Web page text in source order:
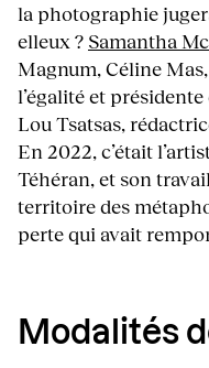
la photographie
elleux ? Samantha
Magnum, Céline
l’égalité et
Lou Tsatsas,
En 2022, c’était
Téhéran, et son
territoire des
perte qui avait
Modalités